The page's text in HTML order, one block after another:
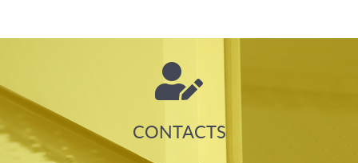
CONTACTS